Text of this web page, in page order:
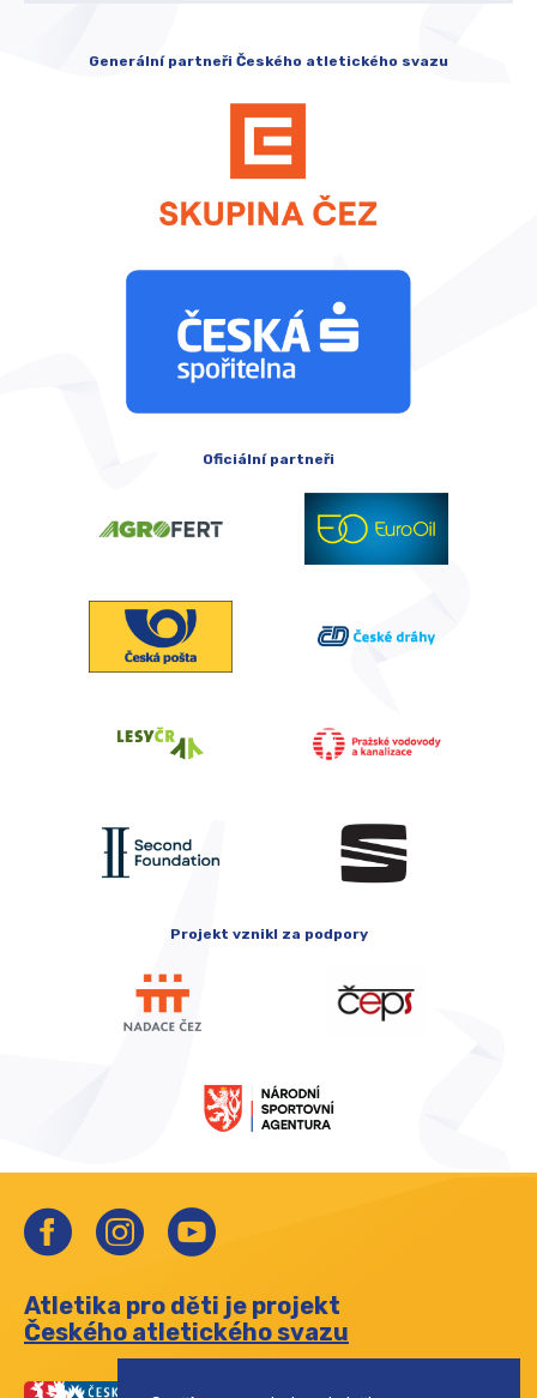
Generální partneři Českého atletického svazu
Oficiální partneři
Projekt vznikl za podpory
Atletika pro děti je projekt
Českého atletického svazu